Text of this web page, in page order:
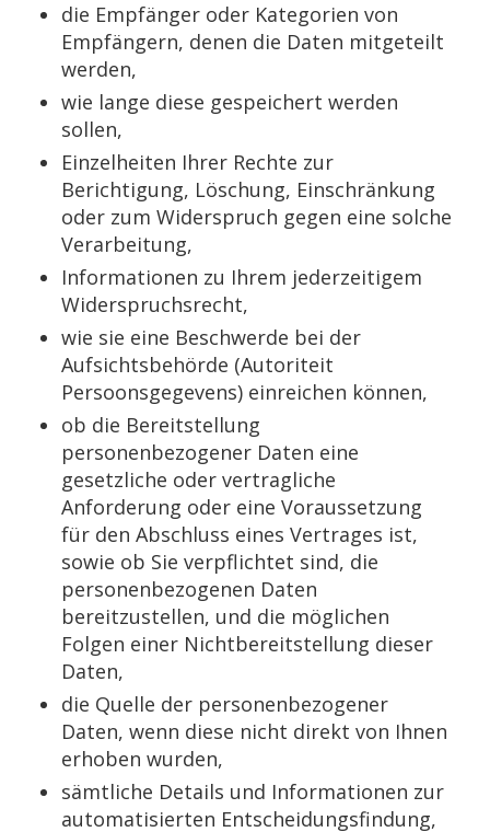
die Empfänger oder Kategorien von
Empfängern, denen die Daten mitgeteilt
werden,
wie lange diese gespeichert werden
sollen,
Einzelheiten Ihrer Rechte zur
Berichtigung, Löschung, Einschränkung
oder zum Widerspruch gegen eine solche
Verarbeitung,
Informationen zu Ihrem jederzeitigem
Widerspruchsrecht,
wie sie eine Beschwerde bei der
Aufsichtsbehörde (Autoriteit
Persoonsgegevens) einreichen können,
ob die Bereitstellung
personenbezogener Daten eine
gesetzliche oder vertragliche
Anforderung oder eine Voraussetzung
für den Abschluss eines Vertrages ist,
sowie ob Sie verpflichtet sind, die
personenbezogenen Daten
bereitzustellen, und die möglichen
Folgen einer Nichtbereitstellung dieser
Daten,
die Quelle der personenbezogener
Daten, wenn diese nicht direkt von Ihnen
erhoben wurden,
sämtliche Details und Informationen zur
automatisierten Entscheidungsfindung,